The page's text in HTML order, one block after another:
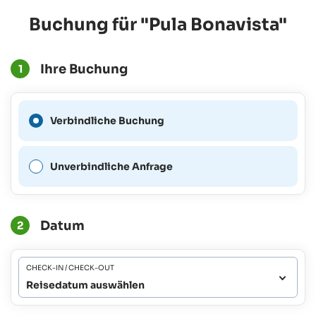
Buchung für "Pula Bonavista"
1 Ihre Buchung
Verbindliche Buchungist für diesen Zeitraum nicht
Unverbindliche Anfrage
2 Datum
CHECK-IN / CHECK-OUT
Reisedatum auswählen